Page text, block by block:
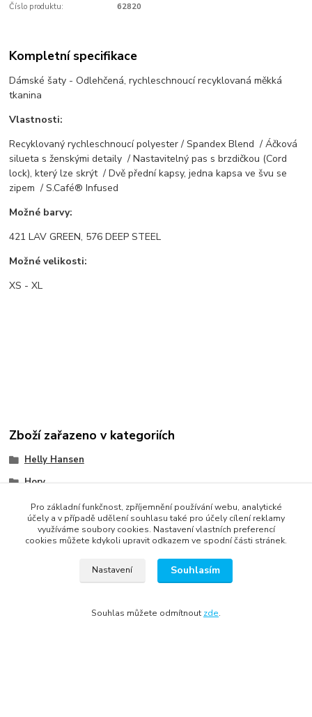
Číslo produktu: 62820
Kompletní specifikace
Dámské šaty - Odlehčená, rychleschnoucí recyklovaná měkká
tkanina
Vlastnosti:
Recyklovaný rychleschnoucí polyester / Spandex Blend / Áčková
silueta s ženskými detaily / Nastavitelný pas s brzdičkou (Cord
lock), který lze skrýt / Dvě přední kapsy, jedna kapsa ve švu se
zipem / S.Café® Infused
Možné barvy:
421 LAV GREEN, 576 DEEP STEEL
Možné velikosti:
XS - XL
Zboží zařazeno v kategoriích
Helly Hansen
Hory
Móda
Ženy
Pro základní funkčnost, zpříjemnění používání webu, analytické
účely a v případě udělení souhlasu také pro účely cílení reklamy
využíváme soubory cookies. Nastavení vlastních preferencí
cookies můžete kdykoli upravit odkazem ve spodní části stránek.
Nastavení Souhlasím
Souhlas můžete odmítnout zde.